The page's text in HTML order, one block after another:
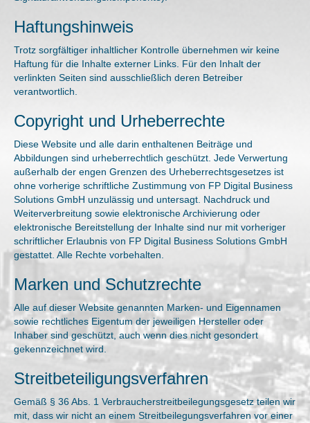
Haftungshinweis
Trotz sorgfältiger inhaltlicher Kontrolle übernehmen wir keine
Haftung für die Inhalte externer Links. Für den Inhalt der
verlinkten Seiten sind ausschließlich deren Betreiber
verantwortlich.
Copyright und Urheberrechte
Diese Website und alle darin enthaltenen Beiträge und
Abbildungen sind urheberrechtlich geschützt. Jede Verwertung
außerhalb der engen Grenzen des Urheberrechtsgesetzes ist
ohne vorherige schriftliche Zustimmung von FP Digital Business
Solutions GmbH unzulässig und untersagt. Nachdruck und
Weiterverbreitung sowie elektronische Archivierung oder
elektronische Bereitstellung der Inhalte sind nur mit vorheriger
schriftlicher Erlaubnis von FP Digital Business Solutions GmbH
gestattet. Alle Rechte vorbehalten.
Marken und Schutzrechte
Alle auf dieser Website genannten Marken- und Eigennamen
sowie rechtliches Eigentum der jeweiligen Hersteller oder
Inhaber sind geschützt, auch wenn dies nicht gesondert
gekennzeichnet wird.
Streitbeteiligungsverfahren
Gemäß § 36 Abs. 1 Verbraucherstreitbeilegungsgesetz teilen wir
mit, dass wir nicht an einem Streitbeilegungsverfahren vor einer